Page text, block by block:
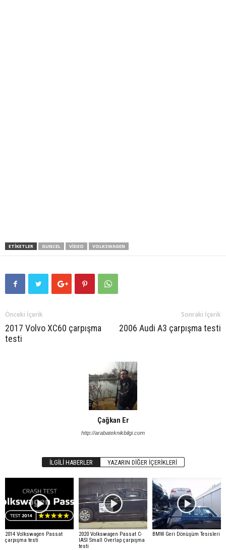
ETIKETLER GUNCEL VIDEO VOLKSWAGEN
Önceki İçerik
2017 Volvo XC60 çarpışma
testi
Sonraki İçerik
2006 Audi A3 çarpışma testi
Çağkan Er
http://arabateknikbilgi.com
İLGILI HABERLER YAZARIN DIĞER İÇERIKLERI
2014 Volkswagen Passat
çarpışma testi
2020 Volkswagen Passat C-
IASI Small Overlap çarpışma
testi
BMW Geri Dönüşüm Tesisleri